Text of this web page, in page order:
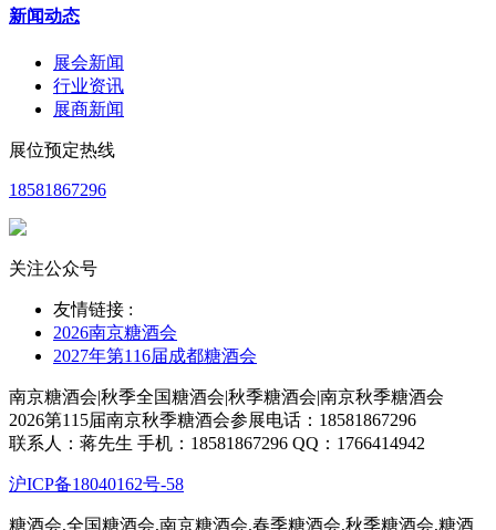
河北扈氏食品有限公司
河渠饼干
谷乐康食品
宁晋县金来利食品厂
石家庄麦点客食品有限公司
赵县恒越食品厂
新闻动态
展会新闻
行业资讯
展商新闻
展位预定热线
18581867296
关注公众号
友情链接 :
2026南京糖酒会
2027年第116届成都糖酒会
南京糖酒会|秋季全国糖酒会|秋季糖酒会|南京秋季糖酒会
2026第115届南京秋季糖酒会参展电话：18581867296
联系人：蒋先生 手机：18581867296 QQ：1766414942
沪ICP备18040162号-58
糖酒会,全国糖酒会,南京糖酒会,春季糖酒会,秋季糖酒会,糖酒